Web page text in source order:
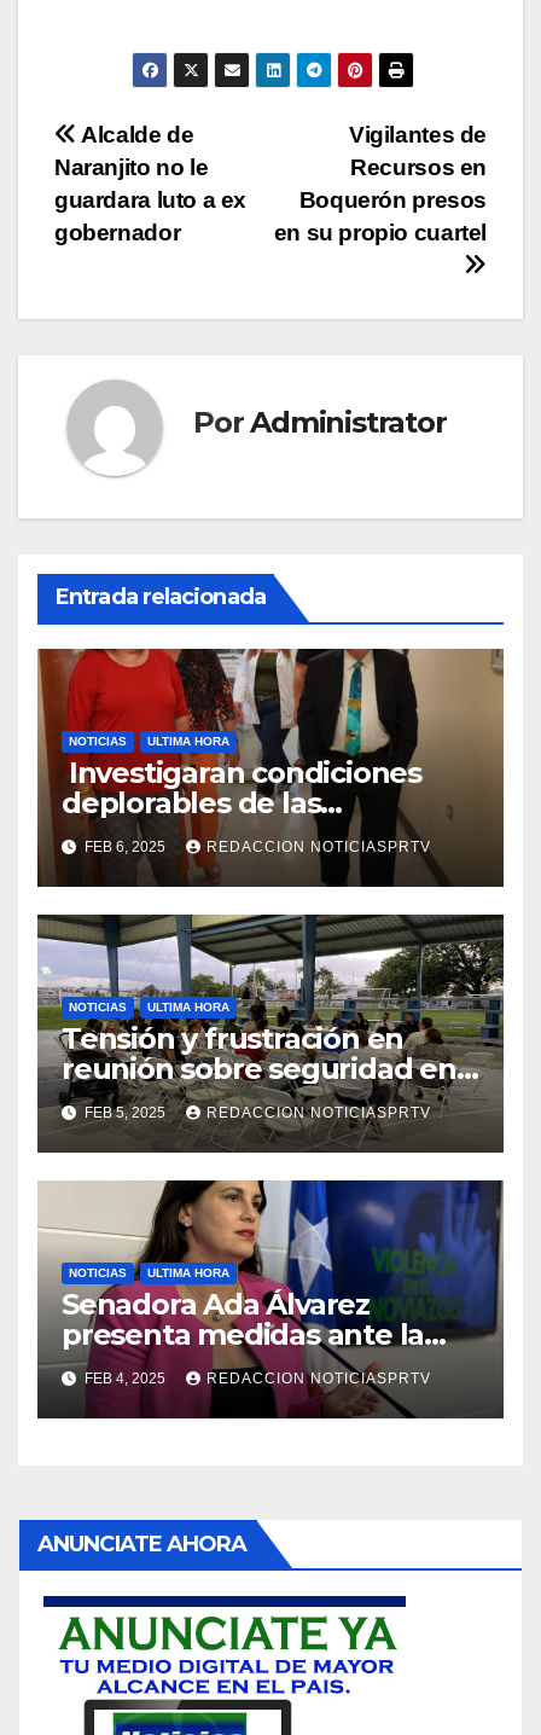
Navegación
de
entradas
Vigilantes de
Recursos en
Boquerón presos
en su propio cuartel
Alcalde de
Naranjito no le
guardara luto a ex
gobernador
PorAdministrator
Entrada relacionada
NOTICIAS ULTIMA HORA
Investigaran condiciones
deplorables de las
facilidades el Departamento
de la Salud en Mayagüez
FEB 6, 2025 REDACCION NOTICIASPRTV
NOTICIAS ULTIMA HORA
Tensión y frustración en
reunión sobre seguridad en
Reparto Metropolitano
FEB 5, 2025 REDACCION NOTICIASPRTV
NOTICIAS ULTIMA HORA
Senadora Ada Álvarez
presenta medidas ante la
violencia en el noviazgo
FEB 4, 2025 REDACCION NOTICIASPRTV
ANUNCIATE AHORA